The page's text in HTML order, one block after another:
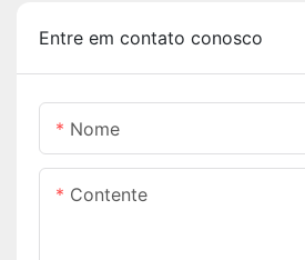
Entre em contato conosco
Nome
Contente